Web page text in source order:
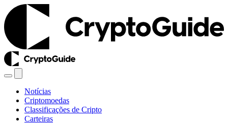
Notícias
Criptomoedas
Classificações de Cripto
Carteiras